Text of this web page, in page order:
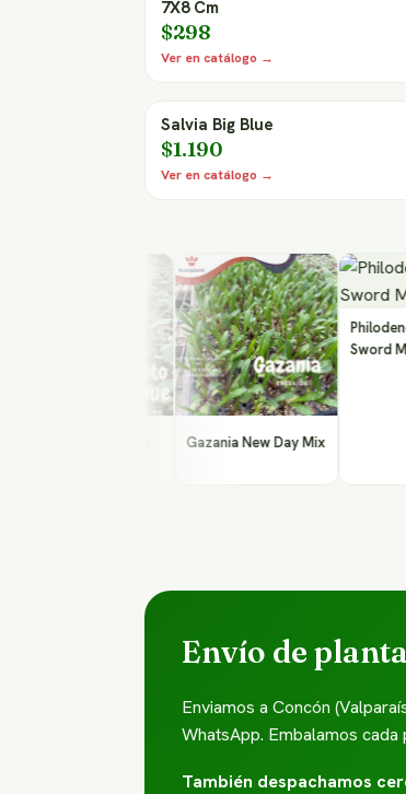
7X8 Cm
$298
Ver en catálogo →
Salvia Big Blue
$1.190
Ver en catálogo →
Gazania New Day Mix
Philodendro
Sword Mac-14
Envío de
Enviamos a Concón
WhatsApp. Embalamos
También despachamos